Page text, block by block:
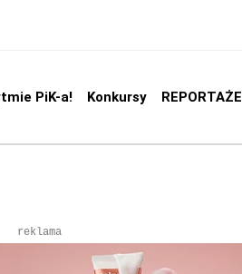
PiK-a! Konkursy REPORTAŻE
reklama